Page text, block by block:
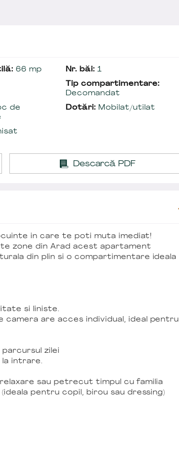
66 mp Nr. băi: 1
Tip compartimentare:
Decomandat
de
Dotări: Mobilat/utilat
Descarcă PDF
in care te poti muta imediat!
zone din Arad acest apartament
din plin si o compartimentare ideala
si liniste.
are acces individual, ideal pentru
zilei
la intrare.
sau petrecut timpul cu familia
pentru copil, birou sau dressing)